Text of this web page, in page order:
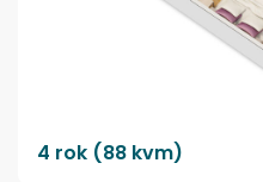
4 rok (88 kvm)